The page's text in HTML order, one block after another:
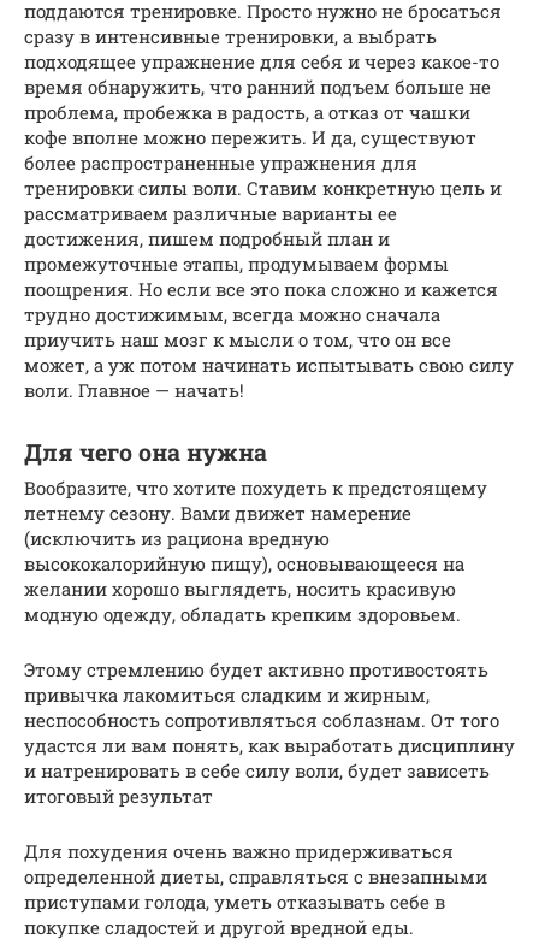
поддаются тренировке. Просто нужно не бросаться
сразу в интенсивные тренировки, а выбрать
подходящее упражнение для себя и через какое-то
время обнаружить, что ранний подъем больше не
проблема, пробежка в радость, а отказ от чашки
кофе вполне можно пережить. И да, существуют
более распространенные упражнения для
тренировки силы воли. Ставим конкретную цель и
рассматриваем различные варианты ее
достижения, пишем подробный план и
промежуточные этапы, продумываем формы
поощрения. Но если все это пока сложно и кажется
трудно достижимым, всегда можно сначала
приучить наш мозг к мысли о том, что он все
может, а уж потом начинать испытывать свою силу
воли. Главное — начать!
Для чего она нужна
Вообразите, что хотите похудеть к предстоящему
летнему сезону. Вами движет намерение
(исключить из рациона вредную
высококалорийную пищу), основывающееся на
желании хорошо выглядеть, носить красивую
модную одежду, обладать крепким здоровьем.
Этому стремлению будет активно противостоять
привычка лакомиться сладким и жирным,
неспособность сопротивляться соблазнам. От того
удастся ли вам понять, как выработать дисциплину
и натренировать в себе силу воли, будет зависеть
итоговый результат
Для похудения очень важно придерживаться
определенной диеты, справляться с внезапными
приступами голода, уметь отказывать себе в
покупке сладостей и другой вредной еды.